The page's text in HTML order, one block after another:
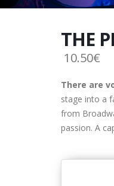
THE
10.50€
There are
stage into a
from
passion. A